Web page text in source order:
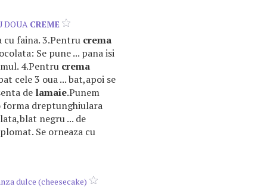
DOUA CREME
cu faina. 3.Pentru crema
Se pune ... pana isi
4.Pentru crema
cele 3 oua ... bat,apoi se
de lamaie.Punem
dreptunghiulara
negru ... de
Se orneaza cu
dulce (cheesecake)